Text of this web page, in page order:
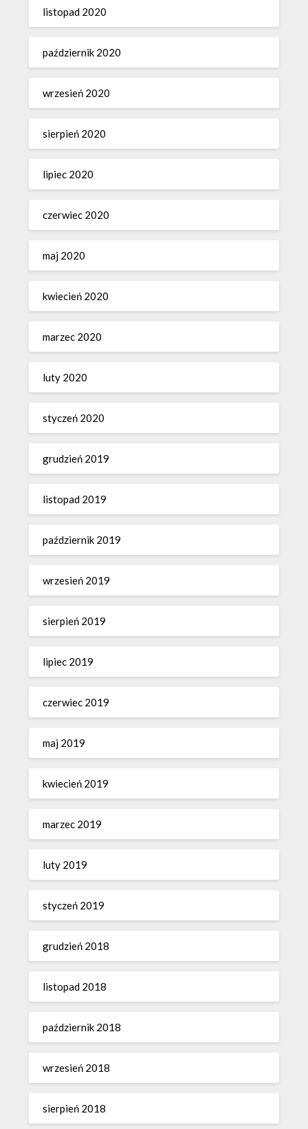
listopad 2020
październik 2020
wrzesień 2020
sierpień 2020
lipiec 2020
czerwiec 2020
maj 2020
kwiecień 2020
marzec 2020
luty 2020
styczeń 2020
grudzień 2019
listopad 2019
październik 2019
wrzesień 2019
sierpień 2019
lipiec 2019
czerwiec 2019
maj 2019
kwiecień 2019
marzec 2019
luty 2019
styczeń 2019
grudzień 2018
listopad 2018
październik 2018
wrzesień 2018
sierpień 2018